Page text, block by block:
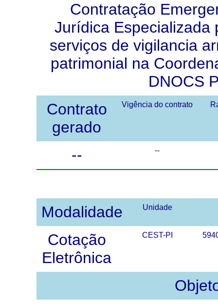
Contratação
Jurídica Especializada
serviços de vigilancia
patrimonial na
DNOCS
Contrato
gerado
Vigência do contrato
-- --
Modalidade Unidade
Cotação
Eletrônica
CEST-PI